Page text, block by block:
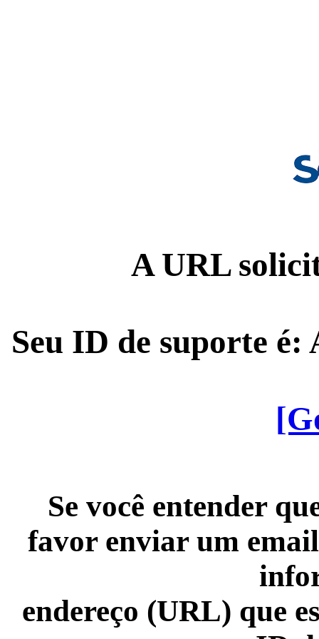
A URL
Seu ID de suporte é:
Se você entender
favor enviar um
endereço (URL) que